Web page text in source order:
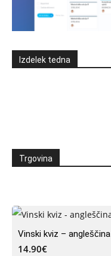
Izdelek tedna
Trgovina
Vinski kviz – angleščina
14.90€